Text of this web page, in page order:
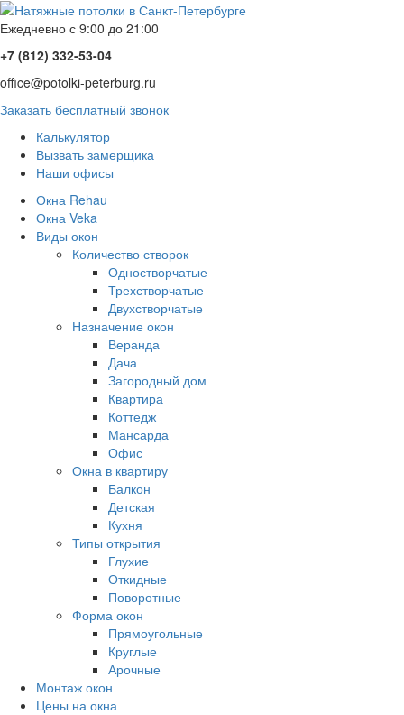
Ежедневно с 9:00 до 21:00
+7 (812) 332-53-04
office@potolki-peterburg.ru
Заказать бесплатный звонок
Калькулятор
Вызвать замерщика
Наши офисы
Окна Rehau
Окна Veka
Виды окон
Количество створок
Одностворчатые
Трехстворчатые
Двухстворчатые
Назначение окон
Веранда
Дача
Загородный дом
Квартира
Коттедж
Мансарда
Офис
Окна в квартиру
Балкон
Детская
Кухня
Типы открытия
Глухие
Откидные
Поворотные
Форма окон
Прямоугольные
Круглые
Арочные
Монтаж окон
Цены на окна